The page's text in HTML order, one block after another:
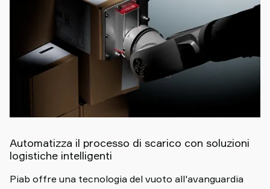
Automatizza il processo di scarico con soluzioni
logistiche intelligenti
Piab offre una tecnologia del vuoto all'avanguardia